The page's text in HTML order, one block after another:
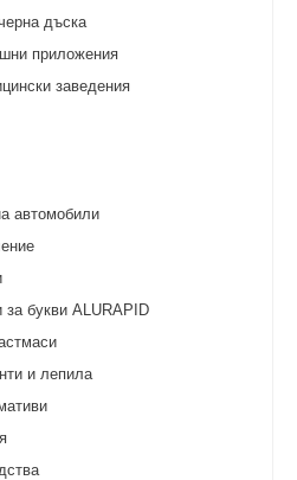
дъска
приложения
заведения
автомобили
букви ALURAPID
и лепила